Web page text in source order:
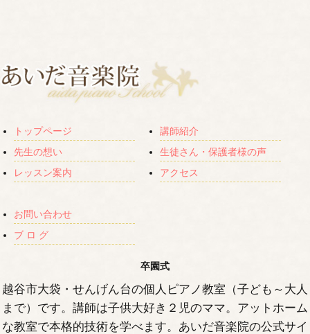
トップページ
先生の想い
レッスン案内
講師紹介
生徒さん・保護者様の声
アクセス
お問い合わせ
ブ ロ グ
卒園式
越谷市大袋・せんげん台の個人ピアノ教室（子ども～大人
まで）です。講師は子供大好き２児のママ。アットホーム
な教室で本格的技術を学べます。あいだ音楽院の公式サイ